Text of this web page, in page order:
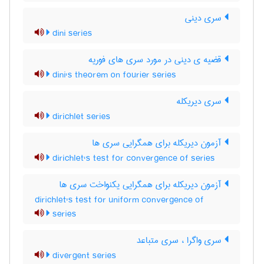
سری دینی
dini series
قضیه ی دینی در مورد سری های فوریه
dini's theorem on fourier series
سری دیریکله
dirichlet series
آزمون دیریکله برای همگرایی سری ها
dirichlet's test for convergence of series
آزمون دیریکله برای همگرایی یکنواخت سری ها
dirichlet's test for uniform convergence of
series
سری واگرا ، سری متباعد
divergent series